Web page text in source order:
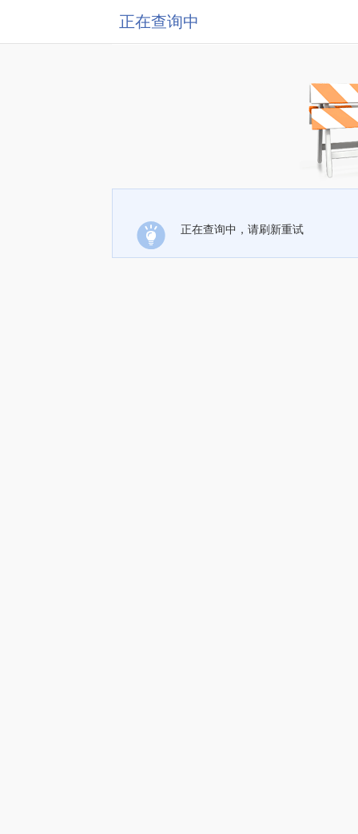
正在查询中
正在查询中，请刷新重试